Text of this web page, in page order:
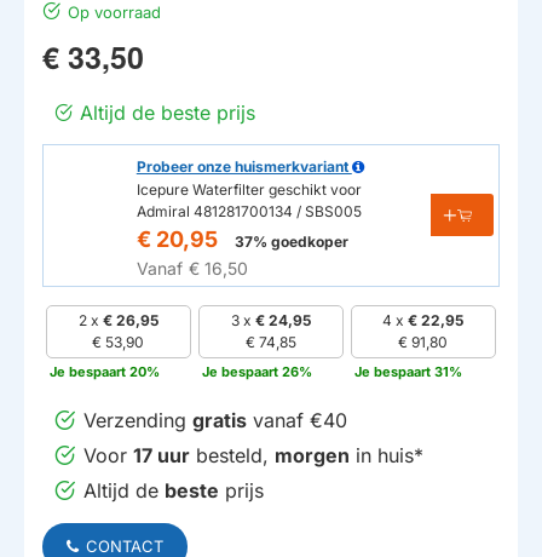
Op voorraad
€ 33,50
Altijd de beste prijs
Probeer onze huismerkvariant
Icepure Waterfilter geschikt voor
Admiral 481281700134 / SBS005
€ 20,95 37% goedkoper
Vanaf € 16,50
2 x € 26,95
€ 53,90
Je bespaart 20%
3 x € 24,95
€ 74,85
Je bespaart 26%
4 x€ 22,95
€ 91,80
Je bespaart 31%
Verzending gratis vanaf €40
Voor 17 uur besteld, morgen in huis*
Altijd de beste prijs
CONTACT